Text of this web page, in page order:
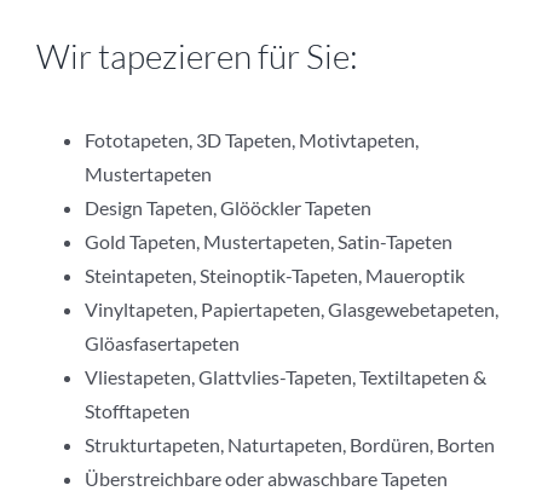
Wir tapezieren für Sie:
Fototapeten, 3D Tapeten, Motivtapeten,
Mustertapeten
Design Tapeten, Glööckler Tapeten
Gold Tapeten, Mustertapeten, Satin-Tapeten
Steintapeten, Steinoptik-Tapeten, Maueroptik
Vinyltapeten, Papiertapeten, Glasgewebetapeten,
Glöasfasertapeten
Vliestapeten, Glattvlies-Tapeten, Textiltapeten &
Stofftapeten
Strukturtapeten, Naturtapeten, Bordüren, Borten
Überstreichbare oder abwaschbare Tapeten